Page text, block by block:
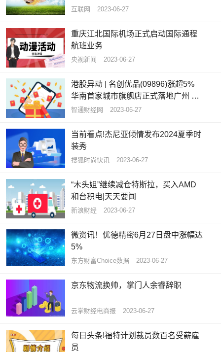
互联网 2023-06-27
重庆江北国际机场正式启动国际通程
航班业务
央视新闻 2023-06-27
港股异动 | 名创优品(09896)涨超5%
华南首家城市旗舰店正式落地广州 开
业当天销售额超13万元
智通财经网 2023-06-27
当前看点!杰尼亚倾情发布2024夏季时
装秀
搜狐时尚快讯 2023-06-27
“木头姐”继续减仓特斯拉，买入AMD
和台积电|天天要闻
新浪财经 2023-06-27
微资讯！优德精密6月27日盘中涨幅达
5%
东方财富Choice数据 2023-06-27
京东物流换帅，掌门人余睿辞职
云掌财经电商报 2023-06-27
每日头条!福特计划裁员数百名受薪雇
员